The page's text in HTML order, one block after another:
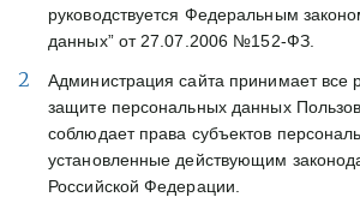
руководствуется Федеральным
данных” от 27.07.2006 №152-ФЗ.
Администрация сайта принимает
защите персональных данных
соблюдает права субъектов
установленные действующим
Российской Федерации.